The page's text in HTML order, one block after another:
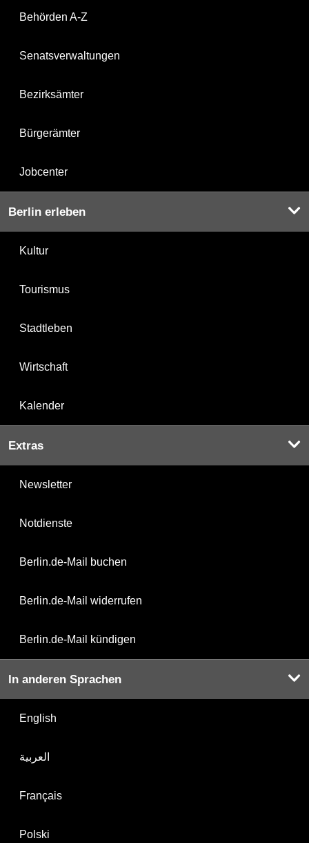
Behörden A-Z
Senatsverwaltungen
Bezirksämter
Bürgerämter
Jobcenter
Berlin erleben
Kultur
Tourismus
Stadtleben
Wirtschaft
Kalender
Extras
Newsletter
Notdienste
Berlin.de-Mail buchen
Berlin.de-Mail widerrufen
Berlin.de-Mail kündigen
In anderen Sprachen
English
العربية
Français
Polski